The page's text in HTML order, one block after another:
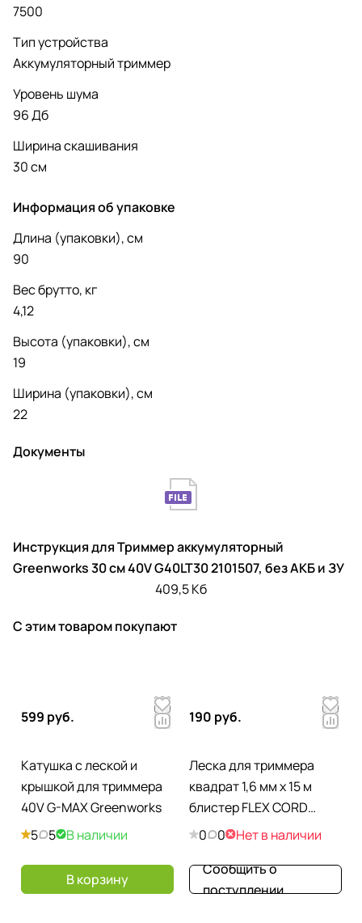
7500
Тип устройства
Аккумуляторный триммер
Уровень шума
96 Дб
Ширина скашивания
30 см
Информация об упаковке
Длина (упаковки), см
90
Вес брутто, кг
4,12
Высота (упаковки), см
19
Ширина (упаковки), см
22
Документы
Инструкция для Триммер аккумуляторный
Greenworks 30 см 40V G40LT30 2101507, без АКБ и ЗУ
409,5 Кб
С этим товаром покупают
599 руб.
Катушка с леской и
крышкой для триммера
40V G-MAX Greenworks
5
5 В наличии
В корзину
190 руб.
Леска для триммера
квадрат 1,6 мм х 15 м
блистер FLEX CORD
DENZEL 96114
0 0
Нет в наличии
Сообщить о
поступлении